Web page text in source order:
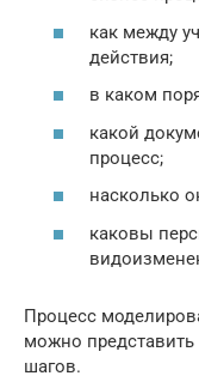
как между
действия;
в каком
какой
процесс;
насколько
каковы
Процесс
можно
шагов.